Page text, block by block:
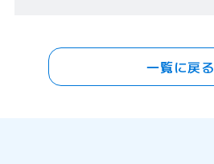
一覧に戻る